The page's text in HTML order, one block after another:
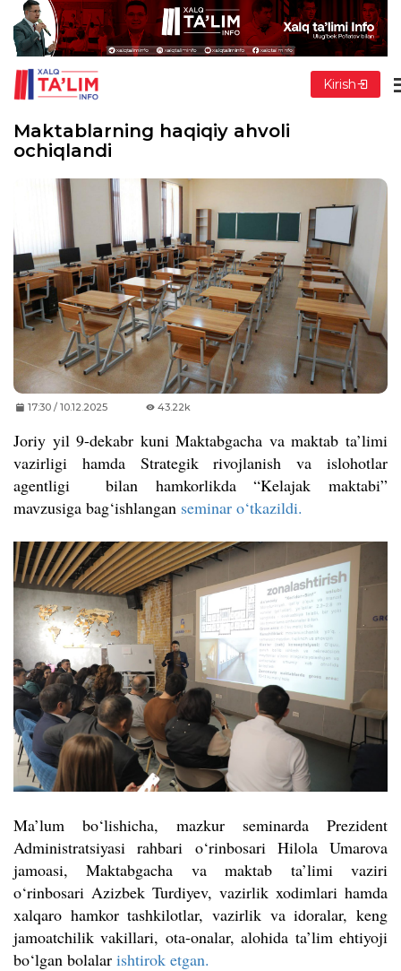
Kirish
Maktablarning haqiqiy ahvoli
ochiqlandi
17:30 / 10.12.2025 43.22k
Joriy yil 9-dekabr kuni Maktabgacha va maktab ta’limi
vazirligi hamda Strategik rivojlanish va islohotlar
agentligi bilan hamkorlikda “Kelajak maktabi”
mavzusiga bag‘ishlangan seminar o‘tkazildi.
Ma’lum bo‘lishicha, mazkur seminarda Prezident
Administratsiyasi rahbari o‘rinbosari Hilola Umarova
jamoasi, Maktabgacha va maktab ta’limi vaziri
o‘rinbosari Azizbek Turdiyev, vazirlik xodimlari hamda
xalqaro hamkor tashkilotlar, vazirlik va idoralar, keng
jamoatchilik vakillari, ota-onalar, alohida ta’lim ehtiyoji
bo‘lgan bolalar ishtirok etgan.